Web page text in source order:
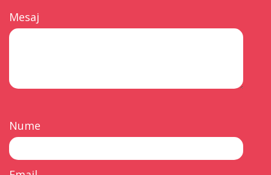
Mesaj
Nume